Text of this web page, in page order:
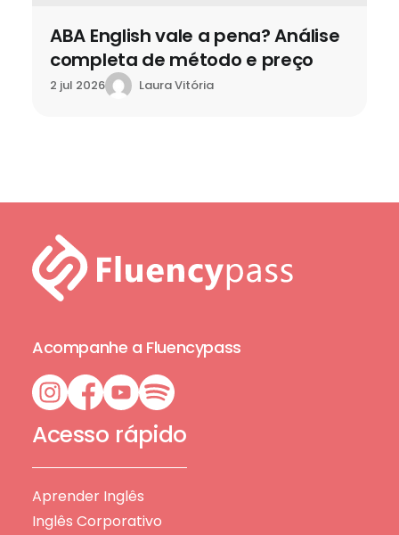
ABA English vale a pena? Análise
completa de método e preço
2 jul 2026 Laura Vitória
Acompanhe a Fluencypass
Acesso rápido
Aprender Inglês
Inglês Corporativo